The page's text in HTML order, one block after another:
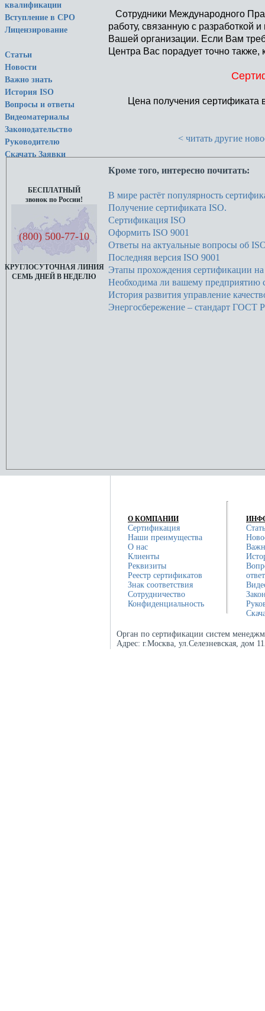
квалификации
Вступление в СРО
Лицензирование
Статьи
Новости
Важно знать
История ISO
Вопросы и ответы
Видеоматериалы
Законодательство
Руководителю
Скачать Заявки
БЕСПЛАТНЫЙ
звонок по России!
(800) 500-77-10
КРУГЛОСУТОЧНАЯ ЛИНИЯ
СЕМЬ ДНЕЙ В НЕДЕЛЮ
Сотрудники Международного
работу, связанную с разработкой
Вашей организации. Если Вам
Центра Вас порадует точно
Цена получения
< читать другие
Кроме того, интересно почитать:
В мире растёт популярность
Получение сертификата ISO.
Сертификация ISO
Оформить ISO 9001
Ответы на актуальные вопросы об
Последняя версия ISO 9001
Этапы прохождения сертификации на
Необходима ли вашему предприятию
История развития управление
Энергосбережение – стандарт ГОСТ
О КОМПАНИИ
Сертификация
Наши преимущества
О нас
Клиенты
Реквизиты
Реестр сертификатов
Знак соответствия
Сотрудничество
Конфиденциальность
Орган по сертификации систем
Адрес: г.Москва, ул.Селезневская, дом